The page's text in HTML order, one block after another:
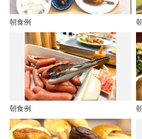
朝食例
朝食例